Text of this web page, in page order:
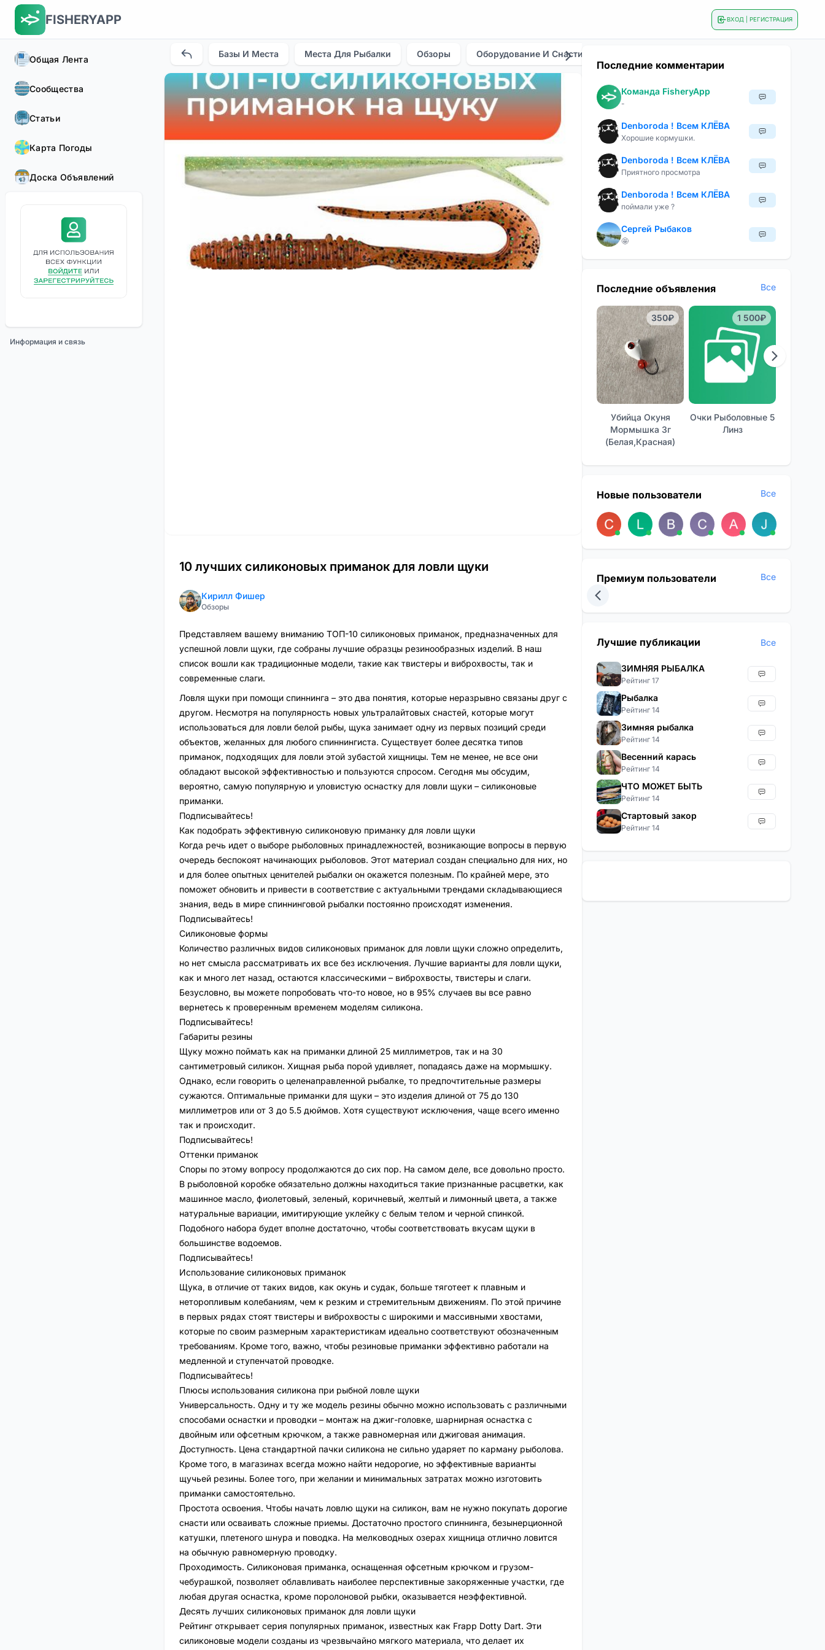
FISHERYAPP ВХОД | РЕГИСТРАЦИЯ
Общая Лента
Сообщества
Статьи
Карта Погоды
Доска Объявлений
Информация и связь
Базы И Места Места Для Рыбалки Обзоры Оборудование И Снасти
10 лучших силиконовых приманок для ловли щуки
Кирилл Фишер
Обзоры
Представляем вашему вниманию ТОП-10 силиконовых приманок, предназначенных для
успешной ловли щуки, где собраны лучшие образцы резинообразных изделий. В наш
список вошли как традиционные модели, такие как твистеры и виброхвосты, так и
современные слаги.
Ловля щуки при помощи спиннинга – это два понятия, которые неразрывно связаны друг с
другом. Несмотря на популярность новых ультралайтовых снастей, которые могут
использоваться для ловли белой рыбы, щука занимает одну из первых позиций среди
объектов, желанных для любого спиннингиста. Существует более десятка типов
приманок, подходящих для ловли этой зубастой хищницы. Тем не менее, не все они
обладают высокой эффективностью и пользуются спросом. Сегодня мы обсудим,
вероятно, самую популярную и уловистую оснастку для ловли щуки – силиконовые
приманки.
Подписывайтесь!
Как подобрать эффективную силиконовую приманку для ловли щуки
Когда речь идет о выборе рыболовных принадлежностей, возникающие вопросы в первую
очередь беспокоят начинающих рыболовов. Этот материал создан специально для них, но
и для более опытных ценителей рыбалки он окажется полезным. По крайней мере, это
поможет обновить и привести в соответствие с актуальными трендами складывающиеся
знания, ведь в мире спиннинговой рыбалки постоянно происходят изменения.
Подписывайтесь!
Силиконовые формы
Количество различных видов силиконовых приманок для ловли щуки сложно определить,
но нет смысла рассматривать их все без исключения. Лучшие варианты для ловли щуки,
как и много лет назад, остаются классическими – виброхвосты, твистеры и слаги.
Безусловно, вы можете попробовать что-то новое, но в 95% случаев вы все равно
вернетесь к проверенным временем моделям силикона.
Подписывайтесь!
Габариты резины
Щуку можно поймать как на приманки длиной 25 миллиметров, так и на 30
сантиметровый силикон. Хищная рыба порой удивляет, попадаясь даже на мормышку.
Однако, если говорить о целенаправленной рыбалке, то предпочтительные размеры
сужаются. Оптимальные приманки для щуки – это изделия длиной от 75 до 130
миллиметров или от 3 до 5.5 дюймов. Хотя существуют исключения, чаще всего именно
так и происходит.
Подписывайтесь!
Оттенки приманок
Споры по этому вопросу продолжаются до сих пор. На самом деле, все довольно просто.
В рыболовной коробке обязательно должны находиться такие признанные расцветки, как
машинное масло, фиолетовый, зеленый, коричневый, желтый и лимонный цвета, а также
натуральные вариации, имитирующие уклейку с белым телом и черной спинкой.
Подобного набора будет вполне достаточно, чтобы соответствовать вкусам щуки в
большинстве водоемов.
Подписывайтесь!
Использование силиконовых приманок
Щука, в отличие от таких видов, как окунь и судак, больше тяготеет к плавным и
неторопливым колебаниям, чем к резким и стремительным движениям. По этой причине
в первых рядах стоят твистеры и виброхвосты с широкими и массивными хвостами,
которые по своим размерным характеристикам идеально соответствуют обозначенным
требованиям. Кроме того, важно, чтобы резиновые приманки эффективно работали на
медленной и ступенчатой проводке.
Подписывайтесь!
Плюсы использования силикона при рыбной ловле щуки
Универсальность. Одну и ту же модель резины обычно можно использовать с различными
способами оснастки и проводки – монтаж на джиг-головке, шарнирная оснастка с
двойным или офсетным крючком, а также равномерная или джиговая анимация.
Доступность. Цена стандартной пачки силикона не сильно ударяет по карману рыболова.
Кроме того, в магазинах всегда можно найти недорогие, но эффективные варианты
щучьей резины. Более того, при желании и минимальных затратах можно изготовить
приманки самостоятельно.
Простота освоения. Чтобы начать ловлю щуки на силикон, вам не нужно покупать дорогие
снасти или осваивать сложные приемы. Достаточно простого спиннинга, безынерционной
катушки, плетеного шнура и поводка. На мелководных озерах хищница отлично ловится
на обычную равномерную проводку.
Проходимость. Силиконовая приманка, оснащенная офсетным крючком и грузом-
чебурашкой, позволяет облавливать наиболее перспективные закоряженные участки, где
любая другая оснастка, кроме поролоновой рыбки, оказывается неэффективной.
Десять лучших силиконовых приманок для ловли щуки
Рейтинг открывает серия популярных приманок, известных как Frapp Dotty Dart. Эти
силиконовые модели созданы из чрезвычайно мягкого материала, что делает их
Последние комментарии
Команда FisheryApp
-
Denboroda ! Всем КЛЁВА
Хорошие кормушки.
Denboroda ! Всем КЛЁВА
Приятного просмотра
Denboroda ! Всем КЛЁВА
поймали уже ?
Сергей Рыбаков
🤩
Последние объявления Все
350₽
Убийца Окуня
Мормышка 3г
(белая,красная)
1 500₽
Очки Рыболовные 5
Линз
Новые пользователи Все
Премиум пользователи Все
Лучшие публикации Все
ЗИМНЯЯ РЫБАЛКА
Рейтинг 17
Рыбалка
Рейтинг 14
Зимняя рыбалка
Рейтинг 14
Весенний карась
Рейтинг 14
ЧТО МОЖЕТ БЫТЬ
Рейтинг 14
Стартовый закор
Рейтинг 14